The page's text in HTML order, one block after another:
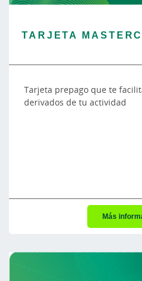
TARJETA
Tarjeta prepago que te
derivados de tu actividad
Más